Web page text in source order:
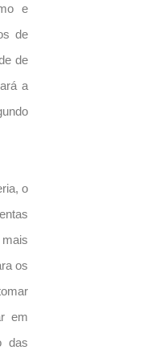
e
de
de
a
o
os
em
das